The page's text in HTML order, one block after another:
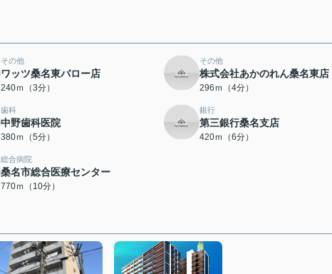
その他
ワッツ桑名東バロー店
240ｍ（3分）
その他
株式会社あかのれん桑名東店
296ｍ（4分）
歯科
中野歯科医院
380ｍ（5分）
銀行
第三銀行桑名支店
420ｍ（6分）
総合病院
桑名市総合医療センター
770ｍ（10分）